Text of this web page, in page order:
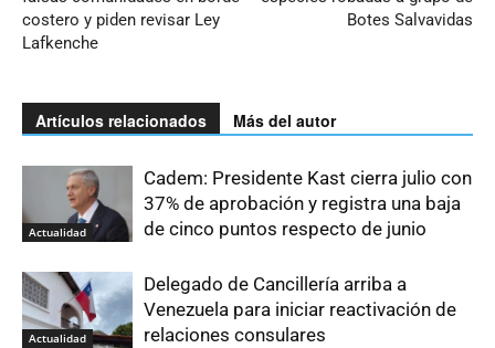
costero y piden revisar Ley
Lafkenche
Botes Salvavidas
Artículos relacionados Más del autor
Actualidad
Cadem: Presidente Kast cierra julio con
37% de aprobación y registra una baja
de cinco puntos respecto de junio
Actualidad
Delegado de Cancillería arriba a
Venezuela para iniciar reactivación de
relaciones consulares